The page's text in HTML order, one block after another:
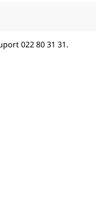
022 80 31 31.